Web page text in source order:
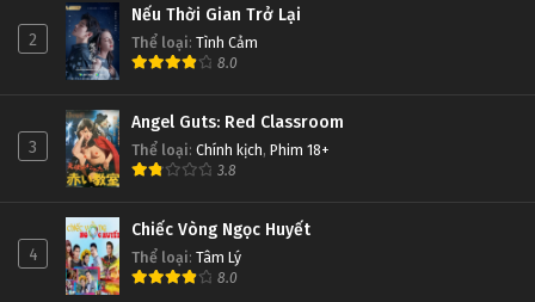
2
Nếu Thời Gian Trở Lại
Thể loại: Tình Cảm
8.0
3
Angel Guts: Red Classroom
Thể loại: Chính kịch, Phim 18+
3.8
4
Chiếc Vòng Ngọc Huyết
Thể loại: Tâm Lý
8.0